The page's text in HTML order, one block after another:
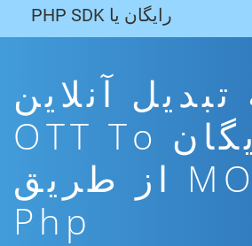
رایگان یا PHP SDK
تبدیل آنلاین
رایگان OTT To
MOBI از طریق
Php